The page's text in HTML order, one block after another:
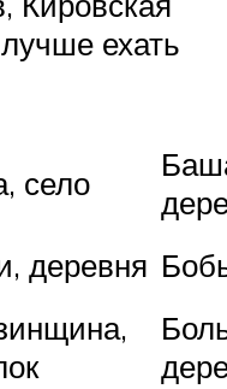
ехать
село
деревня